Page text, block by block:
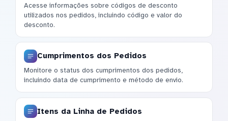
Acesse informações sobre códigos de desconto
utilizados nos pedidos, incluindo código e valor do
desconto.
Cumprimentos dos Pedidos
Monitore o status dos cumprimentos dos pedidos,
incluindo data de cumprimento e método de envio.
Itens da Linha de Pedidos